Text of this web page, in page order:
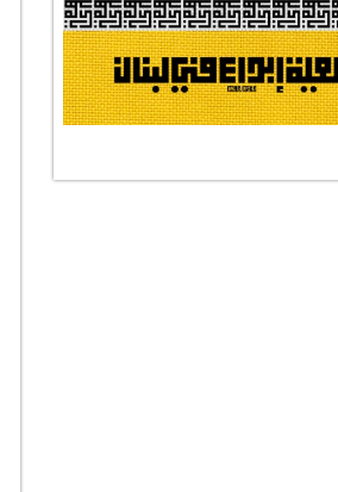
#الصديقة_الشهيدة
#على_اُهبة_الدم
ركن الخط العربي